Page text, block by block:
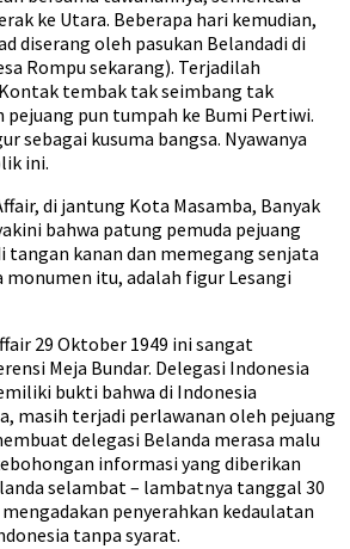
ke Utara. Beberapa hari kemudian,
diserang oleh pasukan Belandadi di
Rompu sekarang). Terjadilah
tembak tak seimbang tak
pejuang pun tumpah ke Bumi Pertiwi.
sebagai kusuma bangsa. Nyawanya
ini.
di jantung Kota Masamba, Banyak
bahwa patung pemuda pejuang
tangan kanan dan memegang senjata
monumen itu, adalah figur Lesangi
29 Oktober 1949 ini sangat
Meja Bundar. Delegasi Indonesia
bukti bahwa di Indonesia
masih terjadi perlawanan oleh pejuang
delegasi Belanda merasa malu
informasi yang diberikan
selambat – lambatnya tanggal 30
penyerahkan kedaulatan
tanpa syarat.